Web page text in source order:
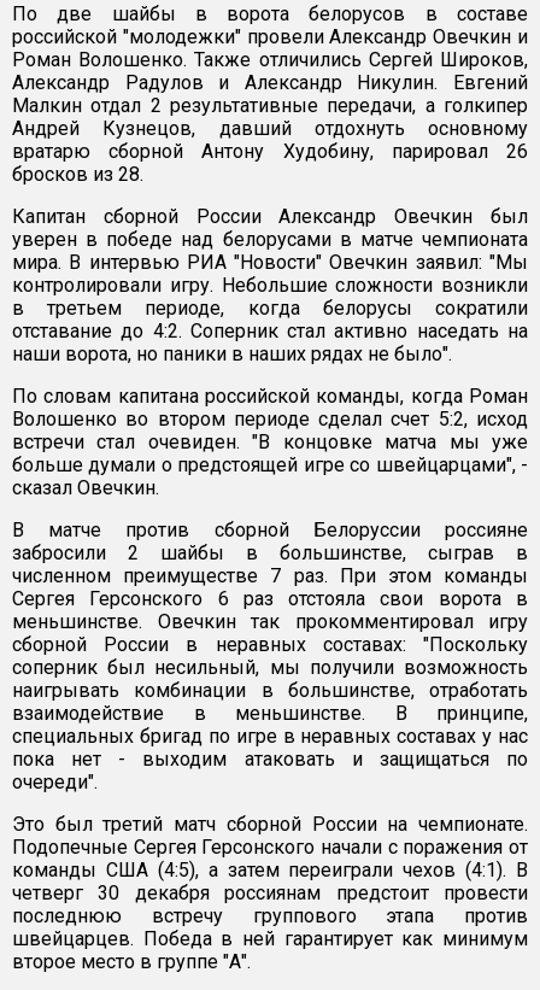
По две шайбы в ворота белорусов в составе
российской "молодежки" провели Александр Овечкин и
Роман Волошенко. Также отличились Сергей Широков,
Александр Радулов и Александр Никулин. Евгений
Малкин отдал 2 результативные передачи, а голкипер
Андрей Кузнецов, давший отдохнуть основному
вратарю сборной Антону Худобину, парировал 26
бросков из 28.
Капитан сборной России Александр Овечкин был
уверен в победе над белорусами в матче чемпионата
мира. В интервью РИА "Новости" Овечкин заявил: "Мы
контролировали игру. Небольшие сложности возникли
в третьем периоде, когда белорусы сократили
отставание до 4:2. Соперник стал активно наседать на
наши ворота, но паники в наших рядах не было".
По словам капитана российской команды, когда Роман
Волошенко во втором периоде сделал счет 5:2, исход
встречи стал очевиден. "В концовке матча мы уже
больше думали о предстоящей игре со швейцарцами", -
сказал Овечкин.
В матче против сборной Белоруссии россияне
забросили 2 шайбы в большинстве, сыграв в
численном преимуществе 7 раз. При этом команды
Сергея Герсонского 6 раз отстояла свои ворота в
меньшинстве. Овечкин так прокомментировал игру
сборной России в неравных составах: "Поскольку
соперник был несильный, мы получили возможность
наигрывать комбинации в большинстве, отработать
взаимодействие в меньшинстве. В принципе,
специальных бригад по игре в неравных составах у нас
пока нет - выходим атаковать и защищаться по
очереди".
Это был третий матч сборной России на чемпионате.
Подопечные Сергея Герсонского начали с поражения от
команды США (4:5), а затем переиграли чехов (4:1). В
четверг 30 декабря россиянам предстоит провести
последнюю встречу группового этапа против
швейцарцев. Победа в ней гарантирует как минимум
второе место в группе "А".